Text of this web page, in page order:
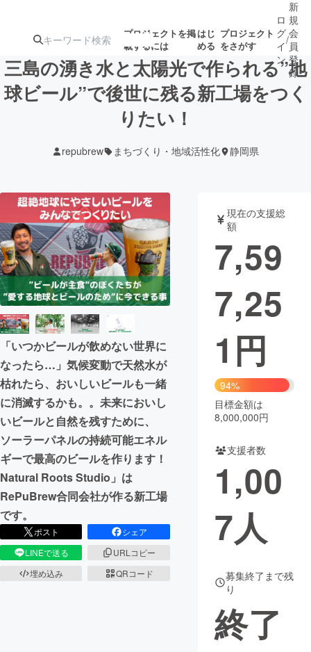
プロジェクトを掲
載するには
はじ
める
プロジェクト
をさがす
注目の新着プロ 募集終了が近いプ
テクノロジー・ガジェット
映像・映画 書籍・雑誌
ビジネス・起業 チャレンジ
まちづくり・地域活性化
CAMPFIRE for Social Good
CAMPFIRE Creation
CAMPFIREふるさと納税 machi-ya コミュニティ
ロ
グ
イ
ン
/
新
規
会
員
登
録
三島の湧き水と太陽光で作られる”地
球ビール”で後世に残る新工場をつく
りたい！
repubrew まちづくり・地域活性化 静岡県
「いつかビールが飲めない世界に
なったら…」気候変動で天然水が
枯れたら、おいしいビールも一緒
に消滅するかも。。未来においし
いビールと自然を残すために、
ソーラーパネルの持続可能エネル
ギーで最高のビールを作ります！
Natural Roots Studio」は
RePuBrew合同会社が作る新工場
です。
ポスト
シェア
LINEで送る
URLコピー
埋め込み
QRコード
現在の支援総
額
7,59
7,25
1 円
94%
目標金額は
8,000,000円
支援者数
1,00
7人
募集終了まで残
り
終了